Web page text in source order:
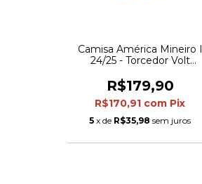
Camisa América Mineiro I
24/25 - Torcedor Volt
R$179,90
R$170,91 com Pix
5 x de R$35,98 sem juros